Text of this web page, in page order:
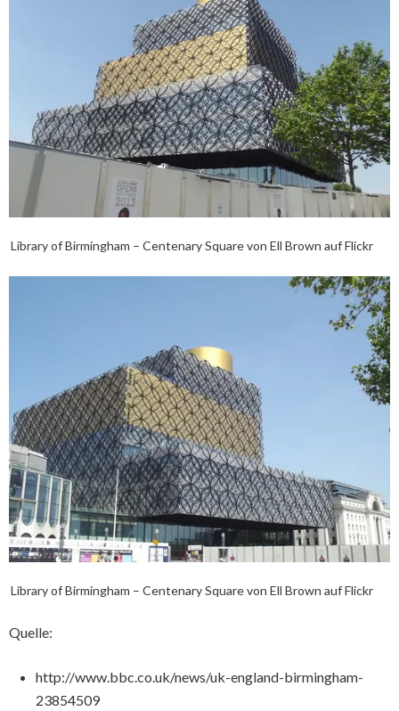
Library of Birmingham – Centenary Square von Ell Brown auf Flickr
Library of Birmingham – Centenary Square von Ell Brown auf Flickr
Quelle:
http://www.bbc.co.uk/news/uk-england-birmingham-
23854509